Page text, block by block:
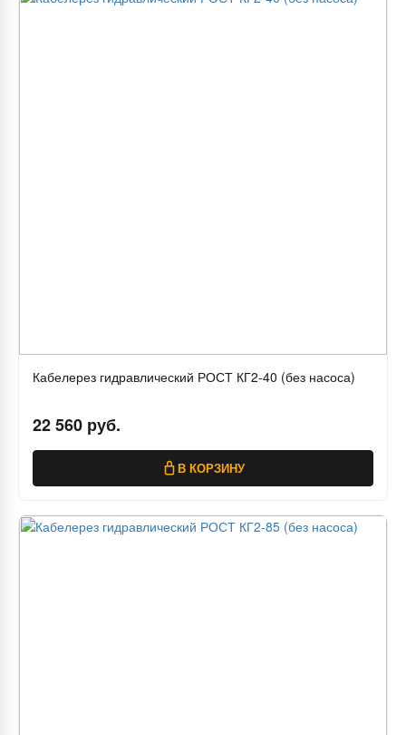
Кабелерез гидравлический РОСТ КГ2-40 (без насоса)
22 560 руб.
В КОРЗИНУ